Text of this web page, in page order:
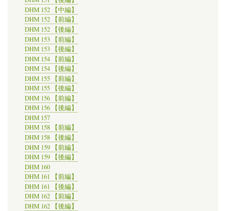
DHM 152 【中編】
DHM 152 【前編】
DHM 152 【後編】
DHM 153 【前編】
DHM 153 【後編】
DHM 154 【前編】
DHM 154 【後編】
DHM 155 【前編】
DHM 155 【後編】
DHM 156 【前編】
DHM 156 【後編】
DHM 157
DHM 158 【前編】
DHM 158 【後編】
DHM 159 【前編】
DHM 159 【後編】
DHM 160
DHM 161 【前編】
DHM 161 【後編】
DHM 162 【前編】
DHM 162 【後編】